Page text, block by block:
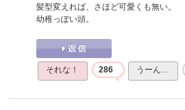
髪型変えれば、さほど可愛くも無い。
幼稚っぽい頭。
それな！ 286 うーん…